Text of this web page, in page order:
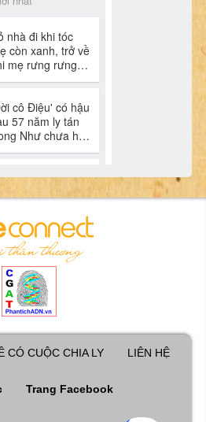
CÓ CUỘC CHIA LY LIÊN HỆ
Trang Facebook